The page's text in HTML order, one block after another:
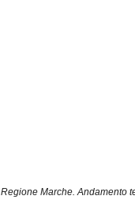
Regione Marche. Andamento